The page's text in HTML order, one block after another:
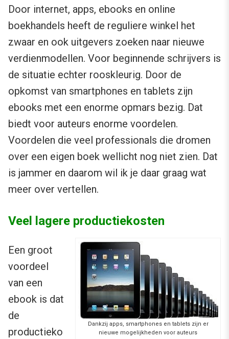
Door internet, apps, ebooks en online
boekhandels heeft de reguliere winkel het
zwaar en ook uitgevers zoeken naar nieuwe
verdienmodellen. Voor beginnende schrijvers is
de situatie echter rooskleurig. Door de
opkomst van smartphones en tablets zijn
ebooks met een enorme opmars bezig. Dat
biedt voor auteurs enorme voordelen.
Voordelen die veel professionals die dromen
over een eigen boek wellicht nog niet zien. Dat
is jammer en daarom wil ik je daar graag wat
meer over vertellen.
Veel lagere productiekosten
Dankzij apps, smartphones en tablets zijn er
nieuwe mogelijkheden voor auteurs
Een groot
voordeel
van een
ebook is dat
de
productieko